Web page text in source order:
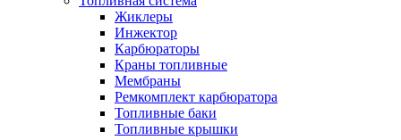
Жиклеры
Инжектор
Карбюраторы
Краны топливные
Мембраны
Ремкомплект карбюратора
Топливные баки
Топливные крышки